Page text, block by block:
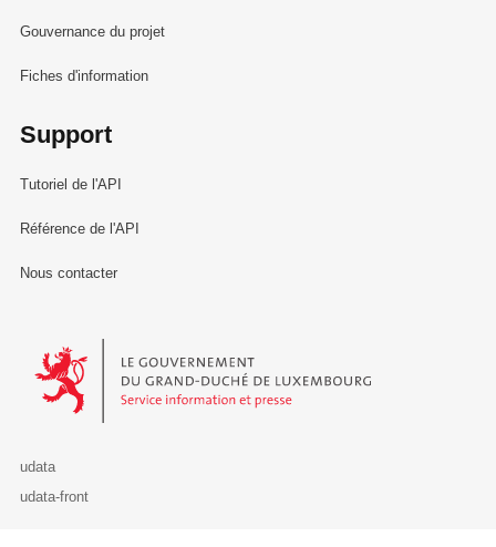
Gouvernance du projet
Fiches d'information
Support
Tutoriel de l'API
Référence de l'API
Nous contacter
Le Gouvernement du Grand-Duché de Luxembourg - Service
udata
udata-front